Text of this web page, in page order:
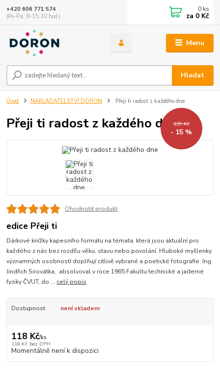
Menu
Hledat
+420 606 771 574
(Po-Pá, 8-15:30 hod.)
0 ks
za 0 Kč
Úvod NAKLADATELSTVÍ DORON Přeji ti radost z každého dne
Přeji ti radost z každého dne139 Kč
- 15 %
Ohodnotit produkt
edice Přeji ti
Dárkové knížky kapesního formátu na témata, která jsou aktuální pro
každého z nás bez rozdílu věku, stavu nebo povolání. Hluboké myšlenky
významných osobností doplňují citlivě vybrané a poetické fotografie. Ing.
Jindřich Sirovátka, absolvoval v roce 1965 Fakultu technické a jaderné
fyziky ČVUT, do ... celý popis
Dostupnost není skladem
118 Kč/ks
118 Kč bez DPH
Momentálně není k dispozici